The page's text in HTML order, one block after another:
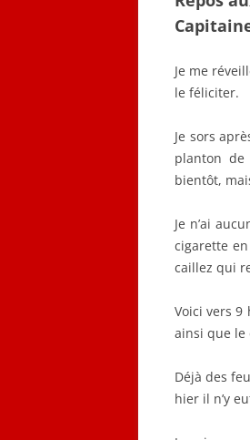
Je me
le féliciter.
Je sors
planton
bientôt,
Je n’ai
cigarette
caillez qui
Voici vers
ainsi que
Déjà des
hier il n’y